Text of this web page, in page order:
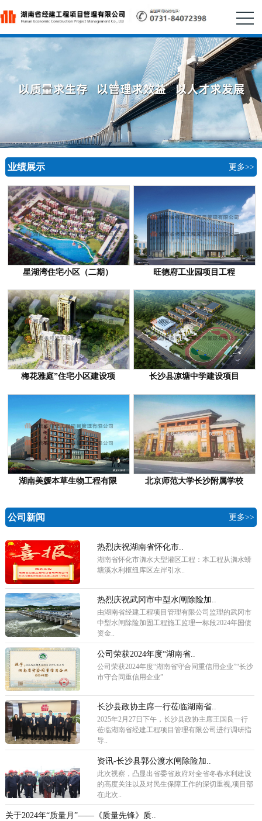
业绩展示 更多>>
星湖湾住宅小区（二期） 旺德府工业园项目工程
梅花雅庭”住宅小区建设项 长沙县凉塘中学建设项目
湖南美媛本草生物工程有限 北京师范大学长沙附属学校
公司新闻 更多>>
热烈庆祝湖南省怀化市..
湖南省怀化市㵲水大型灌区工程：本工程从㵲水蟒
塘溪水利枢纽库区左岸引水..
热烈庆祝武冈市中型水闸除险加..
由湖南省经建工程项目管理有限公司监理的武冈市
中型水闸除险加固工程施工监理一标段2024年国债
资金..
公司荣获2024年度“湖南省..
公司荣获2024年度“湖南省守合同重信用企业”“长沙
市守合同重信用企业”
长沙县政协主席一行莅临湖南省..
2025年2月27日下午，长沙县政协主席王国良一行
莅临湖南省经建工程项目管理有限公司进行调研指
导..
资讯-长沙县郭公渡水闸除险加..
此次视察，凸显出省委省政府对全省冬春水利建设
的高度关注以及对民生保障工作的深切重视,项目部
在此次..
关于2024年“质量月”——《质量先锋》质..